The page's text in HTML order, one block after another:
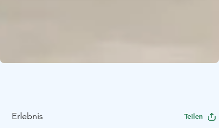
Erlebnis Teilen